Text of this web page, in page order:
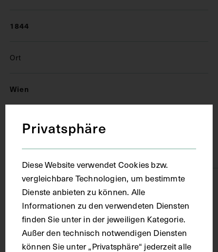
1844
Ort
Wien
Karton
Technik
Lithografie
Maße
Privatsphäre
Diese Website verwendet Cookies bzw.
vergleichbare Technologien, um bestimmte
Dienste anbieten zu können. Alle
Informationen zu den verwendeten Diensten
finden Sie unter in der jeweiligen Kategorie.
Außer den technisch notwendigen Diensten
können Sie unter „Privatsphäre“ jederzeit alle